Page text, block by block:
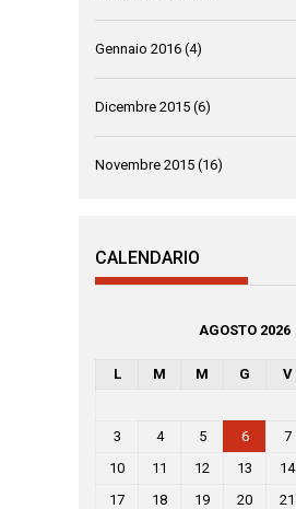
Gennaio 2016 (4)
Dicembre 2015 (6)
Novembre 2015 (16)
CALENDARIO
AGOSTO 2026
L M M G V
3
4 5 6 7
10
11 12 13 14
17
18 19 20 21